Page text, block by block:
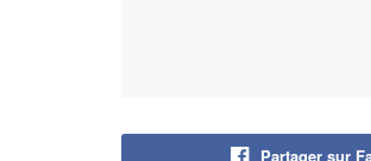
Partager sur